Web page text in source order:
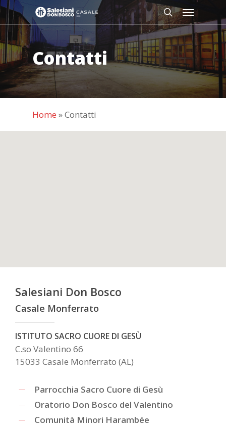
Skip
to
main
content
search
Menu
Contatti
Home »Contatti
Salesiani Don Bosco
Casale Monferrato
ISTITUTO SACRO CUORE DI GESÙ
C.so Valentino 66
15033 Casale Monferrato (AL)
Parrocchia Sacro Cuore di Gesù
Oratorio Don Bosco del Valentino
Comunità Minori Harambée